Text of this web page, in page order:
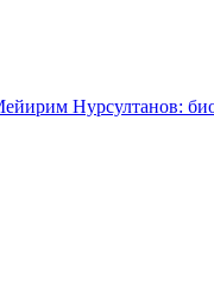
Нурсултанов: